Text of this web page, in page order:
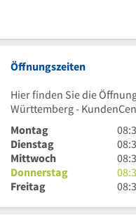
Öffnungszeiten
Hier finden Sie die
Württemberg -
Montag
8
Uhr
30
bis
13
Dienstag
8
Uhr
30
bis
Uhr
Mittwoch
8
Uhr
30
13
Donnerstag
8
Uhr
bis
Freitag
8
30